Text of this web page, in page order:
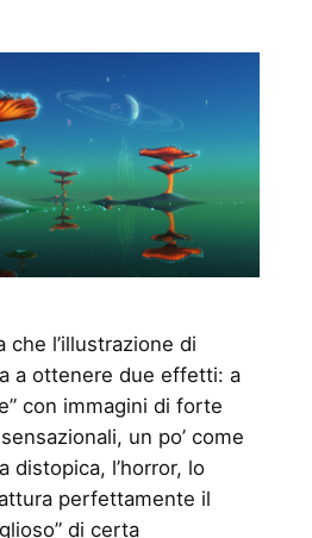
che l’illustrazione di
a ottenere due effetti: a
con immagini di forte
un po’ come
distopica, l’horror, lo
perfettamente il
di certa